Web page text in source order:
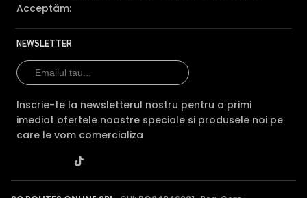
TRUE WDR (Wide Dinamic Range)
Acceptăm:
NEWSLETTER
Inscrie-te la newsletterul nostru pentru a primi
imediat ofertele noastre speciale si produsele noi pe
care le vom comercializa